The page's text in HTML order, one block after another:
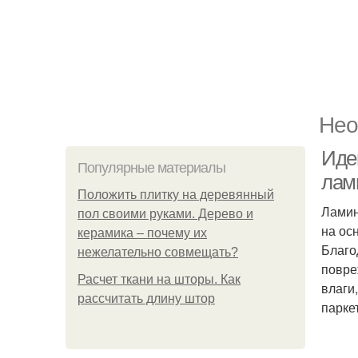
Популярные материалы
Положить плитку на деревянный
пол своими руками. Дерево и
керамика – почему их
нежелательно совмещать?
Расчет ткани на шторы. Как
рассчитать длину штор
на